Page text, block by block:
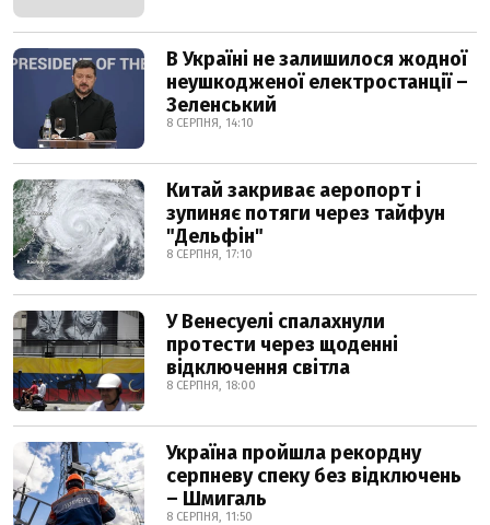
В Україні не залишилося жодної
неушкодженої електростанції –
Зеленський
8 СЕРПНЯ, 14:10
Китай закриває аеропорт і
зупиняє потяги через тайфун
"Дельфін"
8 СЕРПНЯ, 17:10
У Венесуелі спалахнули
протести через щоденні
відключення світла
8 СЕРПНЯ, 18:00
Україна пройшла рекордну
серпневу спеку без відключень
– Шмигаль
8 СЕРПНЯ, 11:50